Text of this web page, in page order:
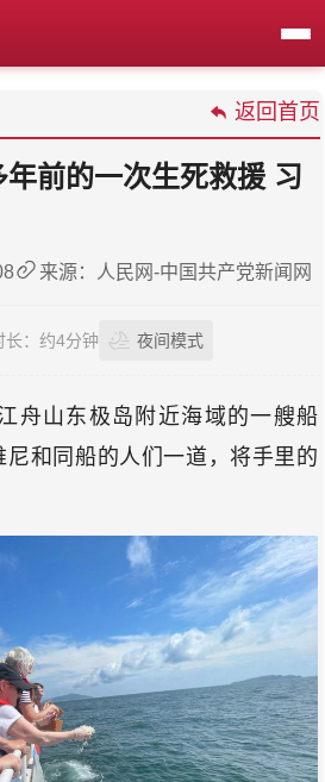
返回首页
年前的一次生死救援 习
来源：人民网-中国共产党新闻网
： 约4分钟 夜间模式
舟山东极岛附近海域的一艘船
尼和同船的人们一道，将手里的